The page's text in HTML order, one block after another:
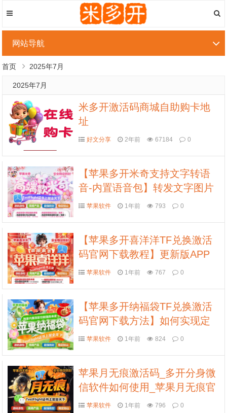
网站导航
首页 2025年7月
2025年7月
米多开激活码商城自助购卡地
址
好文分享 2年前 67184 0
【苹果多开米奇支持文字转语
音-内置语音包】转发文字图片
视频gif
苹果软件 1年前 793 0
【苹果多开喜洋洋TF兑换激活
码官网下载教程】更新版APP
地址
苹果软件 1年前 767 0
【苹果多开纳福袋TF兑换激活
码官网下载方法】如何实现定
时群发和万群同步
苹果软件 1年前 824 0
苹果月无痕激活码_多开分身微
信软件如何使用_苹果月无痕官
网苹果软件 1年前 796 0